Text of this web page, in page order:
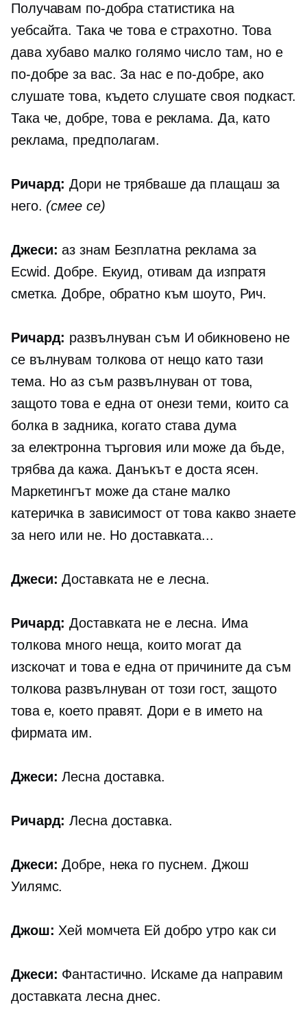
Получавам по-добра статистика на
уебсайта. Така че това е страхотно. Това
дава хубаво малко голямо число там, но е
по-добре за вас. За нас е по-добре, ако
слушате това, където слушате своя подкаст.
Така че, добре, това е реклама. Да, като
реклама, предполагам.
Ричард: Дори не трябваше да плащаш за
него. (смее се)
Джеси: аз знам Безплатна реклама за
Ecwid. Добре. Екуид, отивам да изпратя
сметка. Добре, обратно към шоуто, Рич.
Ричард: развълнуван съм И обикновено не
се вълнувам толкова от нещо като тази
тема. Но аз съм развълнуван от това,
защото това е една от онези теми, които са
болка в задника, когато става дума
за електронна търговия или може да бъде,
трябва да кажа. Данъкът е доста ясен.
Маркетингът може да стане малко
катеричка в зависимост от това какво знаете
за него или не. Но доставката...
Джеси: Доставката не е лесна.
Ричард: Доставката не е лесна. Има
толкова много неща, които могат да
изскочат и това е една от причините да съм
толкова развълнуван от този гост, защото
това е, което правят. Дори е в името на
фирмата им.
Джеси: Лесна доставка.
Ричард: Лесна доставка.
Джеси: Добре, нека го пуснем. Джош
Уилямс.
Джош: Хей момчета Ей добро утро как си
Джеси: Фантастично. Искаме да направим
доставката лесна днес.